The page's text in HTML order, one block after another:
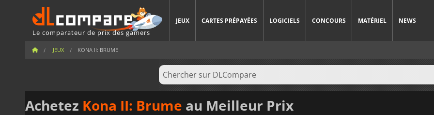
Le comparateur de prix des gamers
JEUX CARTES PRÉPAYÉES LOGICIELS CONCOURS MATÉRIEL NEWS
JEUX KONA II: BRUME
Achetez Kona II: Brume au Meilleur Prix